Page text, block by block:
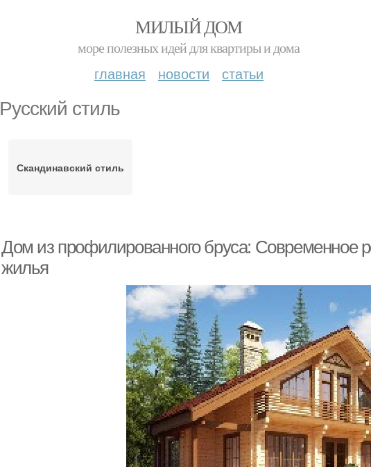
МИЛЫЙ ДОМ
море полезных идей для квартиры и дома
главная новости статьи
Русский стиль
Скандинавский стиль
Дом из профилированного бруса: Современное
жилья